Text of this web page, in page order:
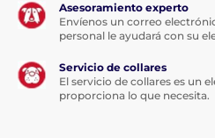
Asesoramiento experto
Envíenos un correo
personal le ayudará con su
Servicio de collares
El servicio de collares es un
proporciona lo que necesita.